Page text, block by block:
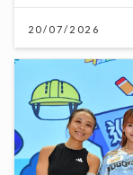
20/07/2026